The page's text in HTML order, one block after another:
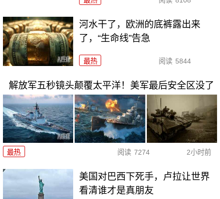
河水干了，欧洲的底裤露出来
了，“生命线”告急
最热 阅读 5844
解放军五秒镜头颠覆太平洋！美军最后安全区没了
最热 阅读 7274 2小时前
美国对巴西下死手，卢拉让世界
看清谁才是真朋友